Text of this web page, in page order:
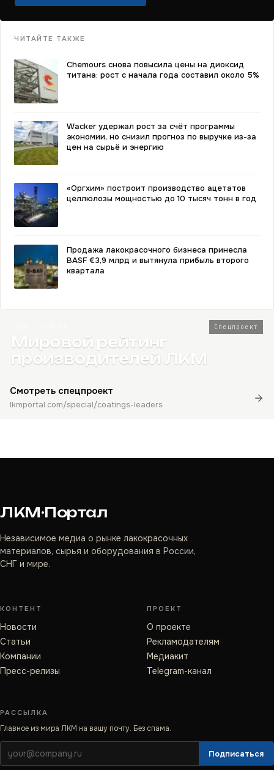
ЧИТАЙТЕ ТАКЖЕ
Chemours снова повысила цены на диоксид
титана: рост с начала года составил около 5%
Wacker удержал рост за счёт программы
экономии, но снизил прогноз по выручке из-за
цен на сырьё и энергию
«Оргхим» построит производство ацетатов
целлюлозы мощностью до 10 тысяч тонн в год
Продажа лакокрасочного бизнеса принесла
BASF €3,9 млрд и вытянула прибыль второго
квартала
Спецпроект
Мировой рейтинг
производителей ЛКМ
Смотреть спецпроект
lkmportal.com/special/coatings-leaders
ЛКМ·Портал
Независимое медиа о рынке лакокрасочных
материалов, сырья и оборудования в России,
СНГ и мире.
КОНТЕНТ
Новости
Статьи
Компании
Пресс-релизы
ПРОЕКТ
О проекте
Рекламодателям
Медиакит
Telegram-канал
РАССЫЛКА
Главное из мира ЛКМ на вашу почту. Без спама.
Подписаться